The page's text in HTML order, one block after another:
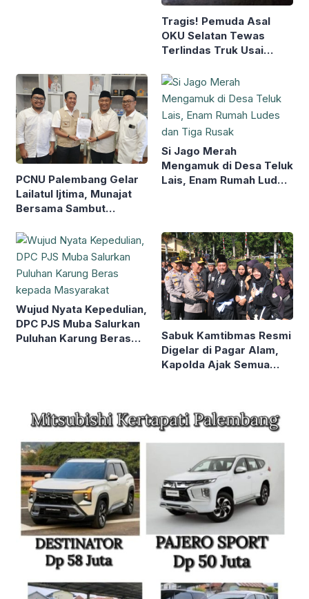
Tragis! Pemuda Asal
OKU Selatan Tewas
Terlindas Truk Usai
Jalan
PCNU Palembang Gelar
Lailatul Ijtima, Munajat
Bersama Sambut
Si Jago Merah
Mengamuk di Desa Teluk
Lais, Enam Rumah Ludes
Wujud Nyata Kepedulian,
DPC PJS Muba Salurkan
Puluhan Karung Beras
Sabuk Kamtibmas Resmi
Digelar di Pagar Alam,
Kapolda Ajak Semua